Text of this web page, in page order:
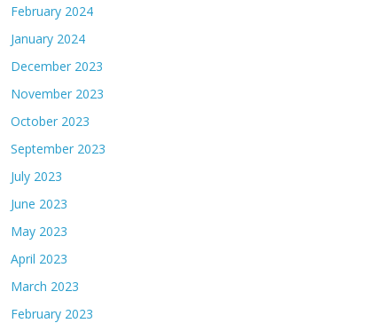
February 2024
January 2024
December 2023
November 2023
October 2023
September 2023
July 2023
June 2023
May 2023
April 2023
March 2023
February 2023